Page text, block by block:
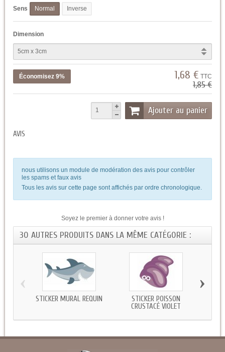
Sens Normal Inverse
Dimension
Économisez 9% 1,68 € TTC
1,85 €
Ajouter au panier
AVIS
nous utilisons un module de modération des avis pour contrôler
les spams et faux avis
Tous les avis sur cette page sont affichés par ordre chronologique.
Soyez le premier à donner votre avis !
30 AUTRES PRODUITS DANS LA MÊME CATÉGORIE :
STICKER MURAL REQUIN
STICKER POISSON
CRUSTACÉ VIOLET
‹ ›